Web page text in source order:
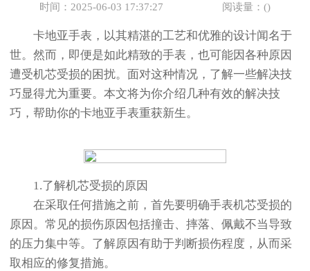
时间：2025-06-03 17:37:27 阅读量：()
卡地亚手表，以其精湛的工艺和优雅的设计闻名于
世。然而，即便是如此精致的手表，也可能因各种原因
遭受机芯受损的困扰。面对这种情况，了解一些解决技
巧显得尤为重要。本文将为你介绍几种有效的解决技
巧，帮助你的卡地亚手表重获新生。
1.了解机芯受损的原因
在采取任何措施之前，首先要明确手表机芯受损的
原因。常见的损伤原因包括撞击、摔落、佩戴不当导致
的压力集中等。了解原因有助于判断损伤程度，从而采
取相应的修复措施。